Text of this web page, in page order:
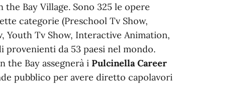
Bay Village. Sono 325 le opere
categorie (Preschool Tv Show,
Youth Tv Show, Interactive Animation,
provenienti da 53 paesi nel mondo.
the Bay assegnerà i Pulcinella Career
pubblico per avere diretto capolavori